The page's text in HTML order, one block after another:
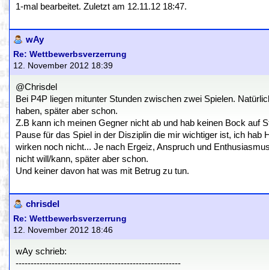
1-mal bearbeitet. Zuletzt am 12.11.12 18:47.
wAy
Re: Wettbewerbsverzerrung
12. November 2012 18:39
@Chrisdel
Bei P4P liegen mitunter Stunden zwischen zwei Spielen.
haben, später aber schon.
Z.B kann ich meinen Gegner nicht ab und hab keinen Bock auf
Pause für das Spiel in der Disziplin die mir wichtiger ist, ich
wirken noch nicht... Je nach Ergeiz, Anspruch und
nicht will/kann, später aber schon.
Und keiner davon hat was mit Betrug zu tun.
chrisdel
Re: Wettbewerbsverzerrung
12. November 2012 18:46
wAy schrieb:
-------------------------------------------------------